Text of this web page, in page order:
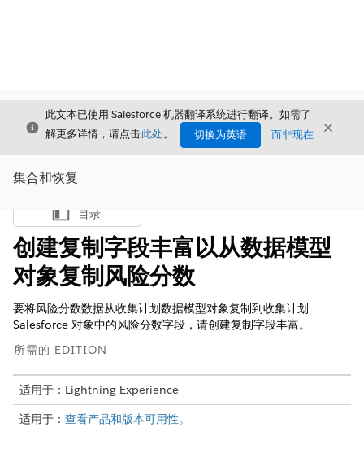
关闭
此文本已使用 Salesforce 机器翻译系统进行翻译。如需了
解更多详情，请点击此处。 切换为英语 而非现在 关闭
集合和恢复
显示目录
目录
创建复制字段丰富以从数据模型
对象复制风险分数
要将风险分数数据从收集计划数据模型对象复制到收集计划
Salesforce 对象中的风险分数字段，请创建复制字段丰富。
所需的 EDITION
适用于：Lightning Experience
适用于： 查看产品和版本可用性。